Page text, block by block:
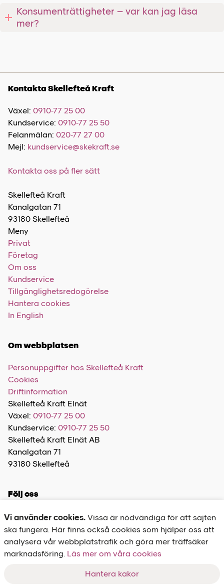
Vi använder cookies. Vissa är nödvändiga för att sajten
ska fungera. Här finns också cookies som hjälper oss att
analysera vår webbplatstrafik och göra mer träffsäker
marknadsföring. Läs mer om våra cookies
Hantera kakor
Konsumenträttigheter – var kan jag läsa
mer?
Kontakta Skellefteå Kraft
Växel: 0910-77 25 00
Kundservice: 0910-77 25 50
Felanmälan: 020-77 27 00
Mejl: kundservice@skekraft.se
Kontakta oss på fler sätt
Skellefteå Kraft
Kanalgatan 71
93180 Skellefteå
Meny
Privat
Företag
Om oss
Kundservice
Tillgänglighetsredogörelse
Hantera cookies
In English
Om webbplatsen
Personuppgifter hos Skellefteå Kraft
Cookies
Driftinformation
Skellefteå Kraft Elnät
Växel: 0910-77 25 00
Kundservice: 0910-77 25 50
Skellefteå Kraft Elnät AB
Kanalgatan 71
93180 Skellefteå
Följ oss
Felanmälan